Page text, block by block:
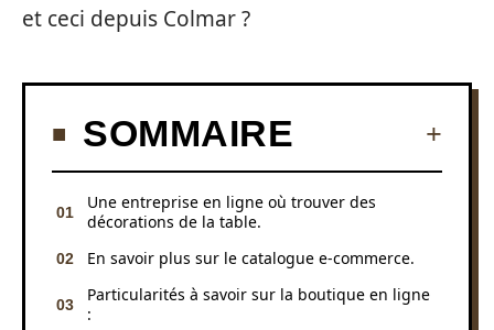
et ceci depuis Colmar ?
SOMMAIRE
Une entreprise en ligne où trouver des
décorations de la table.
En savoir plus sur le catalogue e-commerce.
Particularités à savoir sur la boutique en ligne
: